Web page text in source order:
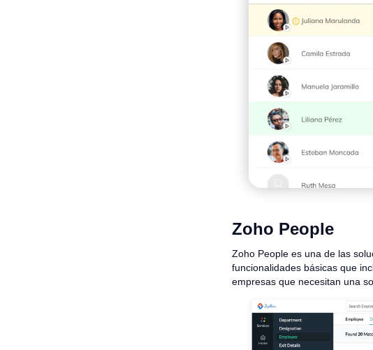
Zoho People
Zoho People es una de las
funcionalidades básicas que
empresas que necesitan una